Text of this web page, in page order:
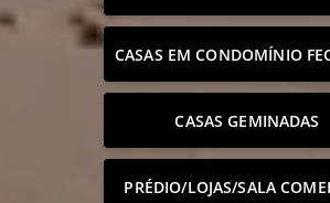
CASAS EM CONDOMÍNIO
CASAS GEMINADAS
PRÉDIO/LOJAS/SALA